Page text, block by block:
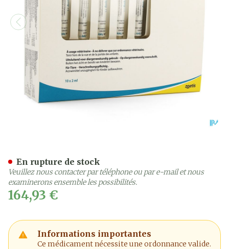
164,93 €
Informations importantes
Ce médicament nécessite une ordonnance valide.
En rupture de stock
Veuillez nous contacter par téléphone ou par e-mail et nous
examinerons ensemble les possibilités.